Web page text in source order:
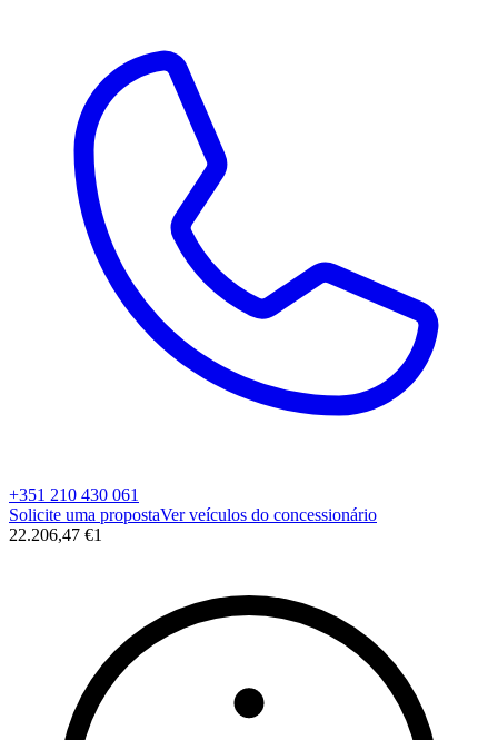
+351 210 430 061
Solicite uma propostaVer veículos do concessionário
22.206,47 €1